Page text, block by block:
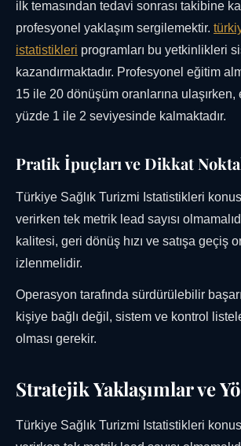
ilk temasından tedavi sonrası takibine
profesyonel yaklaşım sergilemektir.
istatistikleri programları bu yetkinlikleri
kazandırmaktadır. Profesyonel eğitim
15 ile 20 dönüşüm oranlarına
yüzde 1 ile 2 seviyesinde kalmaktadır.
Pratik İpuçları ve Dikkat
Türkiye Sağlık Turizmi Istatistikleri
verirken tek metrik lead sayısı
kalitesi, geri dönüş hızı ve satışa geçiş
izlenmelidir.
Operasyon tarafında sürdürülebilir
kişiye bağlı değil, sistem ve kontrol
olması gerekir.
Stratejik Yaklaşımlar ve
Türkiye Sağlık Turizmi Istatistikleri